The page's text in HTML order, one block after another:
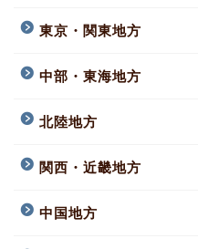
東京・関東地方
中部・東海地方
北陸地方
関西・近畿地方
中国地方